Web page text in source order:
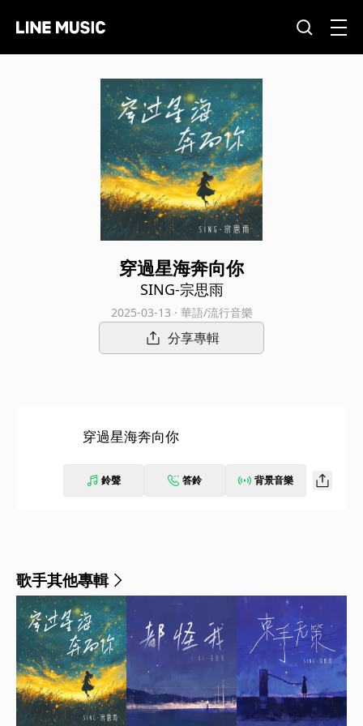
穿過星海奔向你
SING-宗思雨
2025-03-13 · 華語/流行音樂
分享專輯
穿過星海奔向你
鈴聲 答鈴 背景音樂
歌手其他專輯